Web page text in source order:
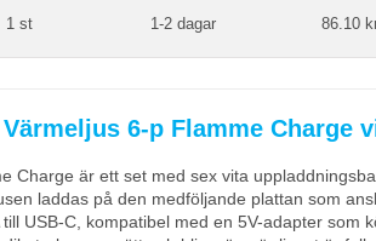
1 st 1-2 dagar 86.10
Värmeljus 6-p Flamme Charge
Charge är ett set med sex vita
laddas på den medföljande plattan som
till USB-C, kompatibel med en 5V-adapter som